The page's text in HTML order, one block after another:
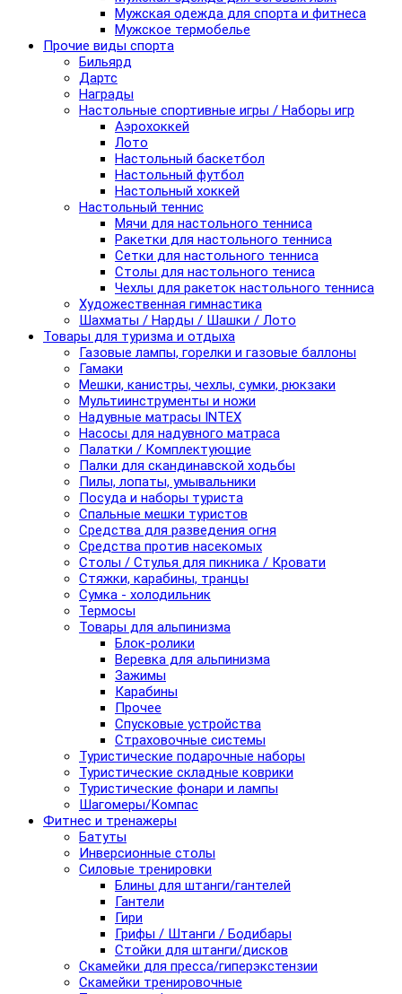
Мужская одежда для спорта и фитнеса
Мужское термобелье
Прочие виды спорта
Бильярд
Дартс
Награды
Настольные спортивные игры / Наборы игр
Аэрохоккей
Лото
Настольный баскетбол
Настольный футбол
Настольный хоккей
Настольный теннис
Мячи для настольного тенниса
Ракетки для настольного тенниса
Сетки для настольного тенниса
Столы для настольного тениса
Чехлы для ракеток настольного тенниса
Художественная гимнастика
Шахматы / Нарды / Шашки / Лото
Товары для туризма и отдыха
Газовые лампы, горелки и газовые баллоны
Гамаки
Мешки, канистры, чехлы, сумки, рюкзаки
Мультиинструменты и ножи
Надувные матрасы INTEX
Насосы для надувного матраса
Палатки / Комплектующие
Палки для скандинавской ходьбы
Пилы, лопаты, умывальники
Посуда и наборы туриста
Спальные мешки туристов
Средства для разведения огня
Средства против насекомых
Столы / Стулья для пикника / Кровати
Стяжки, карабины, транцы
Сумка - холодильник
Термосы
Товары для альпинизма
Блок-ролики
Веревка для альпинизма
Зажимы
Карабины
Прочее
Спусковые устройства
Страховочные системы
Туристические подарочные наборы
Туристические складные коврики
Туристические фонари и лампы
Шагомеры/Компас
Фитнес и тренажеры
Батуты
Инверсионные столы
Силовые тренировки
Блины для штанги/гантелей
Гантели
Гири
Грифы / Штанги / Бодибары
Стойки для штанги/дисков
Скамейки для пресса/гиперэкстензии
Скамейки тренировочные